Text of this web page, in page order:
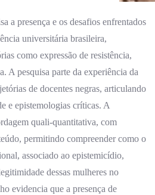
a presença e os desafios enfrentados
universitária brasileira,
como expressão de resistência,
A pesquisa parte da experiência da
de docentes negras, articulando
e epistemologias críticas. A
quali-quantitativa, com
permitindo compreender como o
associado ao epistemicídio,
dessas mulheres no
evidencia que a presença de